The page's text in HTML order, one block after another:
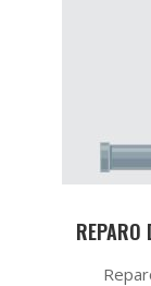
REPARO